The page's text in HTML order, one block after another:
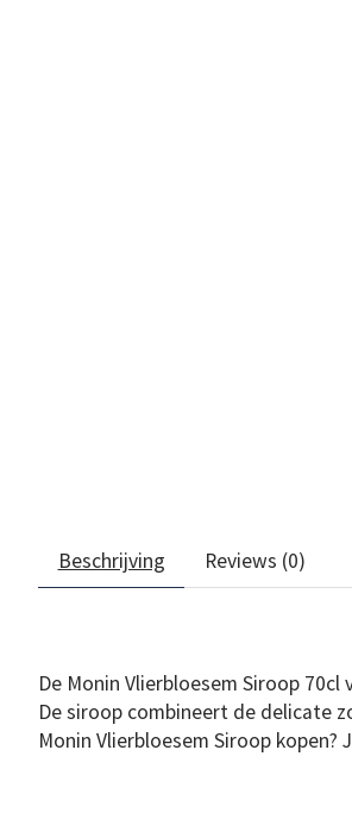
Beschrijving Reviews (0)
De Monin Vlierbloesem Siroop
De siroop combineert de delicate
Monin Vlierbloesem Siroop kopen?